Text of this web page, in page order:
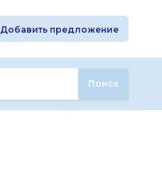
Добавить предложение
Поиск